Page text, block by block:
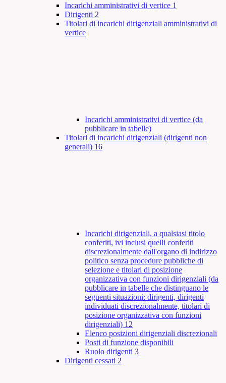
Incarichi amministrativi di vertice 1
Dirigenti 2
Titolari di incarichi dirigenziali amministrativi di
vertice
Incarichi amministrativi di vertice (da
pubblicare in tabelle)
Titolari di incarichi dirigenziali (dirigenti non
generali) 16
Incarichi dirigenziali, a qualsiasi titolo
conferiti, ivi inclusi quelli conferiti
discrezionalmente dall'organo di indirizzo
politico senza procedure pubbliche di
selezione e titolari di posizione
organizzativa con funzioni dirigenziali (da
pubblicare in tabelle che distinguano le
seguenti situazioni: dirigenti, dirigenti
individuati discrezionalmente, titolari di
posizione organizzativa con funzioni
dirigenziali) 12
Elenco posizioni dirigenziali discrezionali
Posti di funzione disponibili
Ruolo dirigenti 3
Dirigenti cessati 2